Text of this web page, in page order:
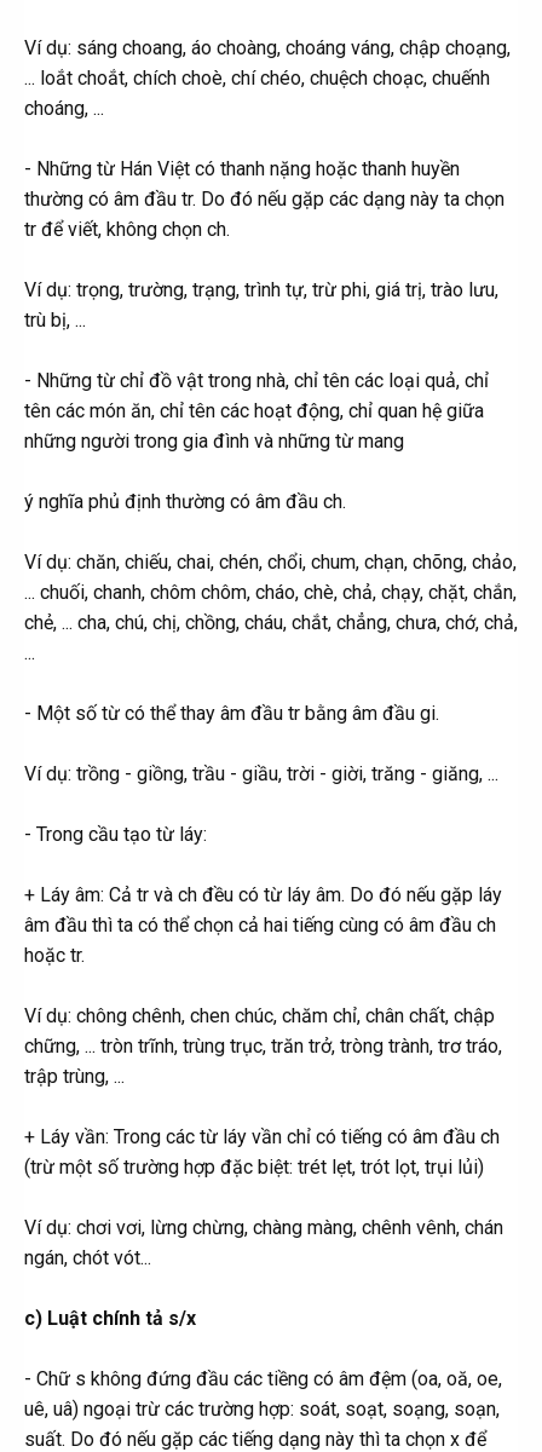
Ví dụ: sáng choang, áo choàng, choáng váng, chập choạng,
... loắt choắt, chích choè, chí chéo, chuệch choạc, chuếnh
choáng, ...
- Những từ Hán Việt có thanh nặng hoặc thanh huyền
thường có âm đầu tr. Do đó nếu gặp các dạng này ta chọn
tr để viết, không chọn ch.
Ví dụ: trọng, trường, trạng, trình tự, trừ phi, giá trị, trào lưu,
trù bị, ...
- Những từ chỉ đồ vật trong nhà, chỉ tên các loại quả, chỉ
tên các món ăn, chỉ tên các hoạt động, chỉ quan hệ giữa
những người trong gia đình và những từ mang
ý nghĩa phủ định thường có âm đầu ch.
Ví dụ: chăn, chiếu, chai, chén, chổi, chum, chạn, chõng, chảo,
... chuối, chanh, chôm chôm, cháo, chè, chả, chạy, chặt, chắn,
chẻ, ... cha, chú, chị, chồng, cháu, chắt, chẳng, chưa, chớ, chả,
...
- Một số từ có thể thay âm đầu tr bằng âm đầu gi.
Ví dụ: trồng - giồng, trầu - giầu, trời - giời, trăng - giăng, ...
- Trong cầu tạo từ láy:
+ Láy âm: Cả tr và ch đều có từ láy âm. Do đó nếu gặp láy
âm đầu thì ta có thể chọn cả hai tiếng cùng có âm đầu ch
hoặc tr.
Ví dụ: chông chênh, chen chúc, chăm chỉ, chân chất, chập
chững, ... tròn trĩnh, trùng trục, trăn trở, tròng trành, trơ tráo,
trập trùng, ...
+ Láy vần: Trong các từ láy vần chỉ có tiếng có âm đầu ch
(trừ một số trường hợp đặc biệt: trét lẹt, trót lọt, trụi lủi)
Ví dụ: chơi vơi, lừng chừng, chàng màng, chênh vênh, chán
ngán, chót vót...
c) Luật chính tả s/x
- Chữ s không đứng đầu các tiềng có âm đệm (oa, oă, oe,
uê, uâ) ngoại trừ các trường hợp: soát, soạt, soạng, soạn,
suất. Do đó nếu gặp các tiếng dạng này thì ta chọn x để